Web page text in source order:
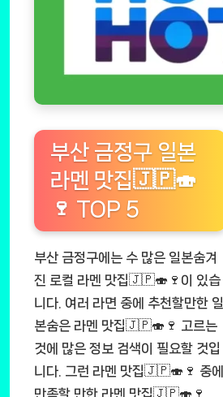
부산 금정구 일본
라멘 맛집🇯🇵🍣
🍷 TOP 5
부산 금정구에는 수 많은 일본숨겨
진 로컬 라멘 맛집🇯🇵🍣🍷이 있습
니다. 여러 라면 중에 추천할만한 일
본숨은 라멘 맛집🇯🇵🍣🍷 고르는
것에 많은 정보 검색이 필요할 것입
니다. 그런 라멘 맛집🇯🇵🍣🍷 중에
만족할 만한 라멘 맛집🇯🇵🍣🍷